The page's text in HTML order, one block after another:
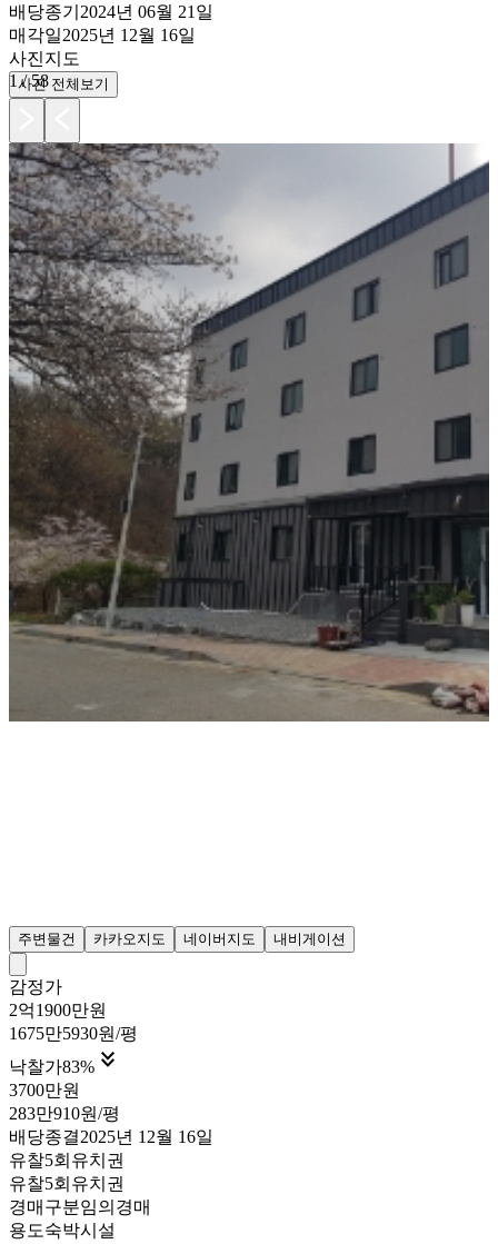
배당종기 2024년 06월 21일
매각일2025년 12월 16일
사진지도
1 /58
사진 전체보기
주변물건 카카오지도 네이버지도 내비게이션
감정가
2억1900만원
1675만5930원/평
낙찰가83% 
3700만원
283만910원/평
배당종결2025년 12월 16일
유찰5회 유치권
유찰5회 유치권
경매구분임의경매
용도숙박시설